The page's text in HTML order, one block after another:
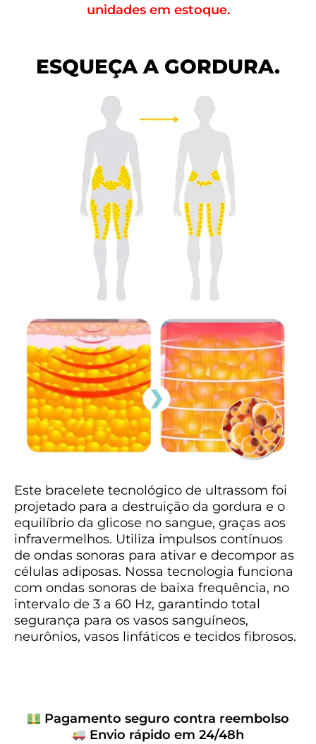
unidades em estoque.
ESQUEÇA A GORDURA.
Este bracelete tecnológico de ultrassom foi
projetado para a destruição da gordura e o
equilíbrio da glicose no sangue, graças aos
infravermelhos. Utiliza impulsos contínuos
de ondas sonoras para ativar e decompor as
células adiposas. Nossa tecnologia funciona
com ondas sonoras de baixa frequência, no
intervalo de 3 a 60 Hz, garantindo total
segurança para os vasos sanguíneos,
neurônios, vasos linfáticos e tecidos fibrosos.
Pagamento seguro contra reembolso
Envio rápido em 24/48h